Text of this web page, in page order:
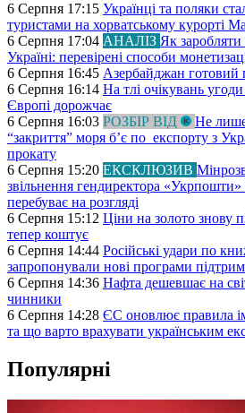
6 Серпня 17:15 Українці та поляки
туристами на хорватському курорті
6 Серпня 17:04 АНАЛІЗ Як заробляти
Україні: перевірені способи
6 Серпня 16:45 Азербайджан готовий
6 Серпня 16:14 На тлі очікувань
Європі дорожчає
6 Серпня 16:03 РОЗБІР ВІД
Не
“закриття” моря б’є по експорту з
прокату
6 Серпня 15:20 ЕКСКЛЮЗИВ
звільнення гендиректора «Укрпошти»
перебуває на розгляді
6 Серпня 15:12 Ціни на золото знову
тепер коштує
6 Серпня 14:44 Російські удари по
запропонували нові програми
6 Серпня 14:36 Нафта дешевшає на
чинники
6 Серпня 14:28 ЄС оновлює правила
та що варто врахувати українським
Популярні